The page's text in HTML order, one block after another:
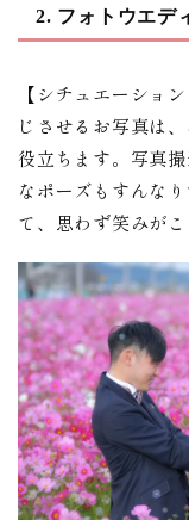
2. フォトウエデ
【シチュエーショ
じさせるお写真は
役立ちます。写真
なポーズもすんな
て、思わず笑みが